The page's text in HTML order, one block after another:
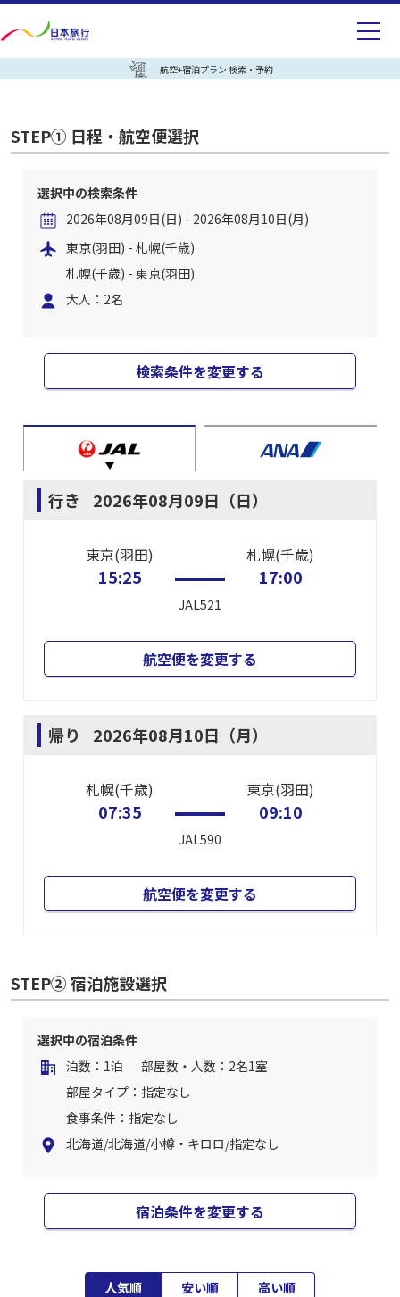
航空+宿泊プラン 検索・予約
STEP① 日程・航空便選択
選択中の検索条件
2026年08月09日(日) - 2026年08月10日(月)
東京(羽田) - 札幌(千歳)
札幌(千歳) - 東京(羽田)
大人：2名
検索条件を変更する
行き 2026年08月09日（日）
東京(羽田)
15:25
JAL521
札幌(千歳)
17:00
航空便を変更する
帰り 2026年08月10日（月）
札幌(千歳)
07:35
JAL590
東京(羽田)
09:10
航空便を変更する
STEP② 宿泊施設選択
選択中の宿泊条件
泊数：1泊
部屋数・人数：2名1室
部屋タイプ：指定なし
食事条件：指定なし
北海道/北海道/小樽・キロロ/指定なし
宿泊条件を変更する
人気順 安い順 高い順